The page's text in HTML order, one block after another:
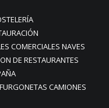
COMERCIALES NAVES
DE RESTAURANTES
CAMIONES